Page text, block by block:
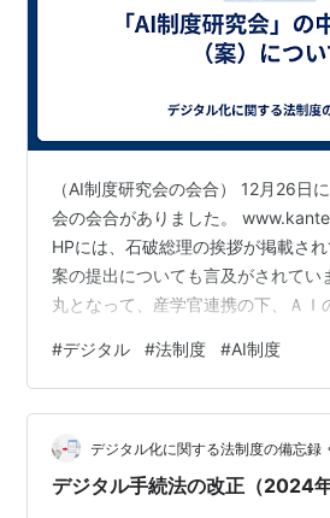
（AI制度研究会の会合） 12月26日
会の会合がありました。
HPには、石破総理の挨拶が掲載さ
案の提出についても言及がされてい
丸となって、産学官連携の下、ＡＩ
たします。 一方におきまして、今も
が、ＡＩには様々なリスクがござい
応が必要であります。座長から御説
間とりまとめ案に沿いまして、城内
臣ほか関係閣僚が協力し、ＡＩのイ
#デジタル #法制度 #AI制度
デジタル化に関する法制度の備忘録
デジタル手続法の改正（2024